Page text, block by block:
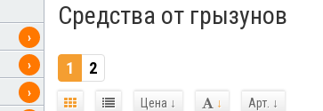
›
›
›
Средства от грызунов
1 2
Цена ↓ ↓ Арт. ↓